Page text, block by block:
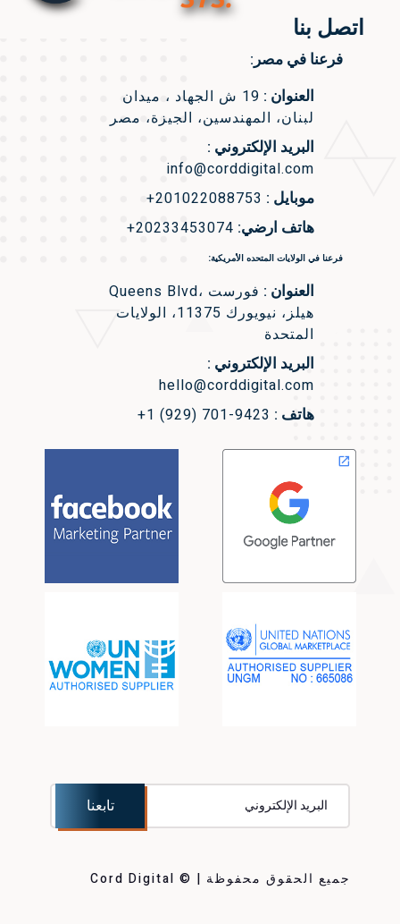
اتصل بنا
فرعنا في مصر:
العنوان :
19 ش الجهاد ، ميدان
لبنان، المهندسين، الجيزة، مصر
البريد الإلكتروني :
info@corddigital.com
موبايل :+201022088753
هاتف ارضي:+20233453074
فرعنا في الولايات المتحده الأمريكية:
العنوان :
Queens Blvd، فورست
هيلز، نيويورك 11375، الولايات
المتحدة
البريد الإلكتروني :
hello@corddigital.com
هاتف :+1 (929) 701-9423
جميع الحقوق محفوظة | © Cord Digital